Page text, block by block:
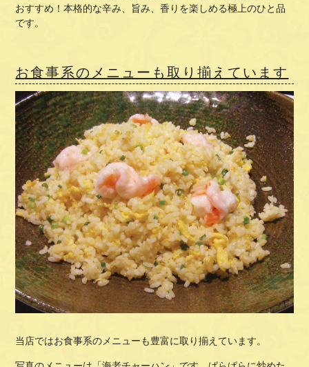
おすすめ！本格的な辛み、旨み、香りを楽しめる極上のひと品
です。
お食事系のメニューも取り揃えています
当店ではお食事系のメニューも豊富に取り揃えています。